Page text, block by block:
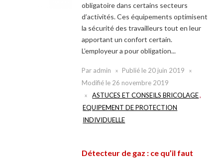
obligatoire dans certains secteurs
d’activités. Ces équipements optimisent
la sécurité des travailleurs tout en leur
apportant un confort certain.
L’employeur a pour obligation...
Par admin Publié le 20 juin 2019
Modifié le 26 novembre 2019
ASTUCES ET CONSEILS BRICOLAGE,
EQUIPEMENT DE PROTECTION
INDIVIDUELLE
Détecteur de gaz : ce qu’il faut